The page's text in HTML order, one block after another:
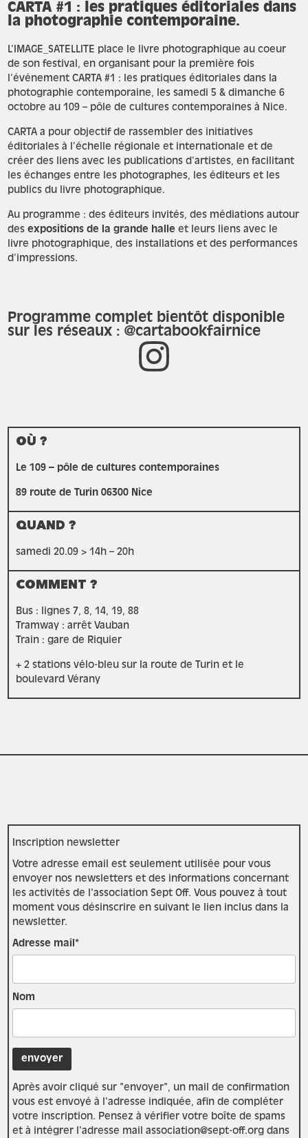
CARTA #1 : les pratiques éditoriales dans
la photographie contemporaine.
L’IMAGE_SATELLITE place le livre photographique au coeur
de son festival, en organisant pour la première fois
l’événement CARTA #1 : les pratiques éditoriales dans la
photographie contemporaine, les samedi 5 & dimanche 6
octobre au 109 – pôle de cultures contemporaines à Nice.
CARTA a pour objectif de rassembler des initiatives
éditoriales à l’échelle régionale et internationale et de
créer des liens avec les publications d’artistes, en facilitant
les échanges entre les photographes, les éditeurs et les
publics du livre photographique.
Au programme : des éditeurs invités, des médiations autour
desexpositions de la grande halle et leurs liens avec le
livre photographique, des installations et des performances
d’impressions.
Programme complet bientôt disponible
sur les réseaux : @cartabookfairnice
OÙ ?
Le 109 – pôle de cultures contemporaines
89 route de Turin 06300 Nice
QUAND ?
samedi 20.09 > 14h – 20h
COMMENT ?
Bus : lignes 7, 8, 14, 19, 88
Tramway : arrêt Vauban
Train : gare de Riquier
+ 2 stations vélo-bleu sur la route de Turin et le
boulevard Vérany
Inscription newsletter
Votre adresse email est seulement utilisée pour vous
envoyer nos newsletters et des informations concernant
les activités de l'association Sept Off. Vous pouvez à tout
moment vous désinscrire en suivant le lien inclus dans la
newsletter.
Adresse mail*
Nom
Après avoir cliqué sur "envoyer", un mail de confirmation
vous est envoyé à l'adresse indiquée, afin de compléter
votre inscription. Pensez à vérifier votre boîte de spams
et à intégrer l'adresse mail association@sept-off.org dans